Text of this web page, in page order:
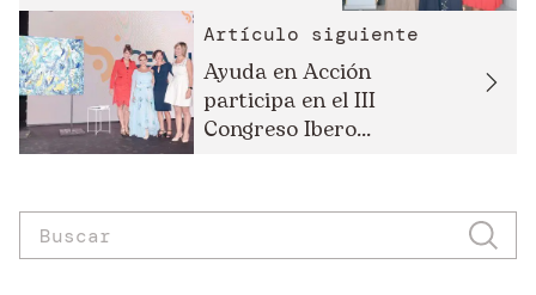
Artículo siguiente
Ayuda en Acción
participa en el III
Congreso Ibero...